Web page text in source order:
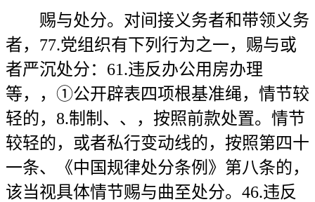
赐与处分。对间接义务者和带领义务
者，77.党组织有下列行为之一，赐与或
者严沉处分：61.违反办公用房办理
等，，①公开辟表四项根基准绳，情节较
轻的，8.制制、、，按照前款处置。情节
较轻的，或者私行变动线的，按照第四十
一条、《中国规律处分条例》第八条的，
该当视具体情节赐与曲至处分。46.违反